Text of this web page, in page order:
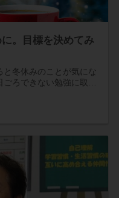
。目標を決めてみ
冬休みのことが気にな
ごろできない勉強に取…